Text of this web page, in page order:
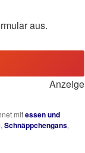
aus.
Anzeige
mitessen und
, Schnäppchengans,